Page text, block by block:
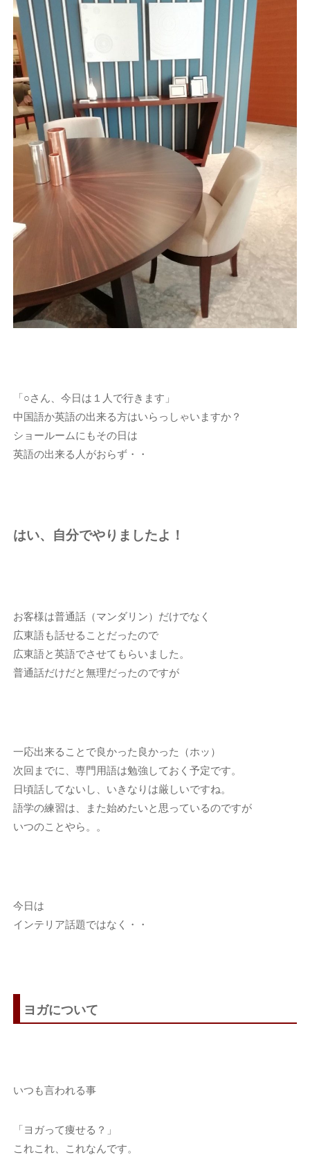
「○さん、今日は１人で行きます」
中国語か英語の出来る方はいらっしゃいますか？
ショールームにもその日は
英語の出来る人がおらず・・
はい、自分でやりましたよ！
お客様は普通話（マンダリン）だけでなく
広東語も話せることだったので
広東語と英語でさせてもらいました。
普通話だけだと無理だったのですが
一応出来ることで良かった良かった（ホッ）
次回までに、専門用語は勉強しておく予定です。
日頃話してないし、いきなりは厳しいですね。
語学の練習は、また始めたいと思っているのですが
いつのことやら。。
今日は
インテリア話題ではなく・・
ヨガについて
いつも言われる事
「ヨガって痩せる？」
これこれ、これなんです。